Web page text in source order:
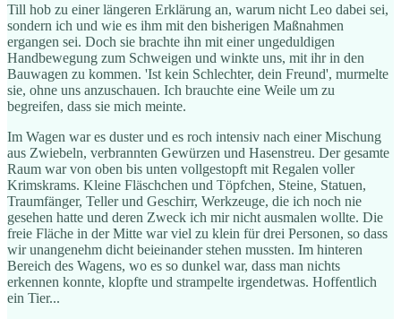
Till hob zu einer längeren Erklärung an, warum nicht Leo dabei sei,
sondern ich und wie es ihm mit den bisherigen Maßnahmen
ergangen sei. Doch sie brachte ihn mit einer ungeduldigen
Handbewegung zum Schweigen und winkte uns, mit ihr in den
Bauwagen zu kommen. 'Ist kein Schlechter, dein Freund', murmelte
sie, ohne uns anzuschauen. Ich brauchte eine Weile um zu
begreifen, dass sie mich meinte.
Im Wagen war es duster und es roch intensiv nach einer Mischung
aus Zwiebeln, verbrannten Gewürzen und Hasenstreu. Der gesamte
Raum war von oben bis unten vollgestopft mit Regalen voller
Krimskrams. Kleine Fläschchen und Töpfchen, Steine, Statuen,
Traumfänger, Teller und Geschirr, Werkzeuge, die ich noch nie
gesehen hatte und deren Zweck ich mir nicht ausmalen wollte. Die
freie Fläche in der Mitte war viel zu klein für drei Personen, so dass
wir unangenehm dicht beieinander stehen mussten. Im hinteren
Bereich des Wagens, wo es so dunkel war, dass man nichts
erkennen konnte, klopfte und strampelte irgendetwas. Hoffentlich
ein Tier...